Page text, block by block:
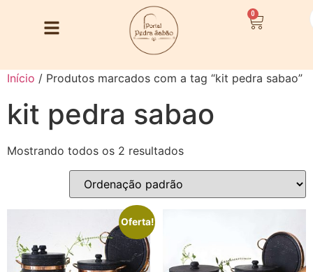
0
Início / Produtos marcados com a tag “kit pedra sabao”
kit pedra sabao
Mostrando todos os 2 resultados
Oferta!